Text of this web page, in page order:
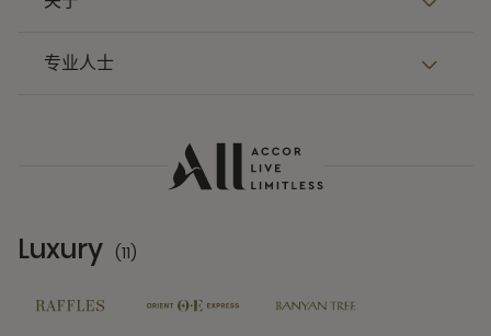
专业人士
Luxury (11)